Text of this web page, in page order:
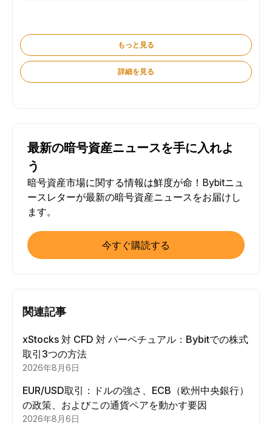
もっと見る
詳細を見る
最新の暗号資産ニュースを手に入れよ
う
暗号資産市場に関する情報は鮮度が命！Bybitニュ
ースレターが最新の暗号資産ニュースをお届けし
ます。
今すぐ購読する
関連記事
xStocks 対 CFD 対 パーペチュアル：Bybitでの株式
取引3つの方法
2026年8月6日
EUR/USD取引：ドルの強さ、ECB（欧州中央銀行）
の政策、およびこの通貨ペアを動かす要因
2026年8月6日